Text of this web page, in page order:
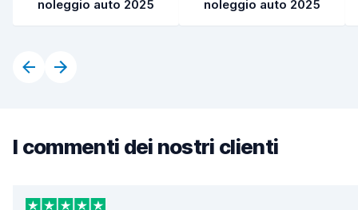
noleggio auto 2025
noleggio auto 2025
I commenti dei nostri clienti